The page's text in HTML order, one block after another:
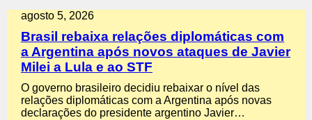
agosto 5, 2026
Brasil rebaixa relações diplomáticas com
a Argentina após novos ataques de Javier
Milei a Lula e ao STF
O governo brasileiro decidiu rebaixar o nível das
relações diplomáticas com a Argentina após novas
declarações do presidente argentino Javier…